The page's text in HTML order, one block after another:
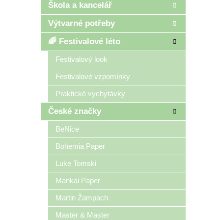
Škola a kancelář
Výtvarné potřeby
🌈 Festivalové léto
Festivalový look
Festivalové vzpomínky
Praktické vychytávky
České značky
BeNice
Bohemia Paper
Luke Tomski
Mankai Paper
Martin Žampach
Master & Master